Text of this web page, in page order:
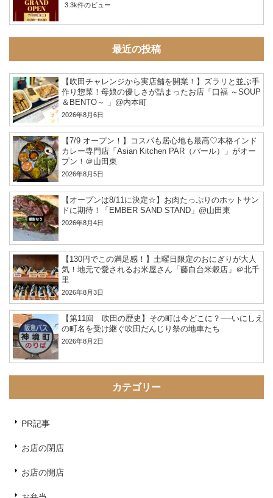
3.3k件のビュー
最近の投稿
【吹田チャレンジから実店舗を開業！】ズラリと並ぶ手
作り惣菜！母娘の優しさが詰まったお店「口福 ～SOUP
＆BENTO～ 」@内本町
2026年8月6日
【7/9 オープン！】コスパも居心地も最高♡本格インド
カレー専門店「Asian Kitchen PAR（パール）」がオー
プン！＠山田東
2026年8月5日
【オープンは8/11に決定☆】お肉たっぷりのホットサン
ドに期待！「EMBER SAND STAND」@山田東
2026年8月4日
【130円でこの満足感！】土曜日限定のおにぎりが大人
気！地元で愛されるお米屋さん「藤白台米穀店」＠北千
里
2026年8月3日
【第11回 吹田の歴史】その町は今どこに？──いにしえ
の町名を受け継ぐ吹田だんじり祭の地車たち
2026年8月2日
カテゴリー
PR記事
お店の閉店
お店の開店